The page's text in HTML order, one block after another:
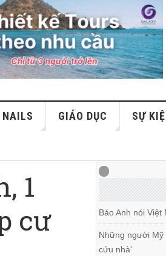
NAILS GIÁO DỤC SỰ
1
cư
Báo Anh nói
Những người
cứu nhà'